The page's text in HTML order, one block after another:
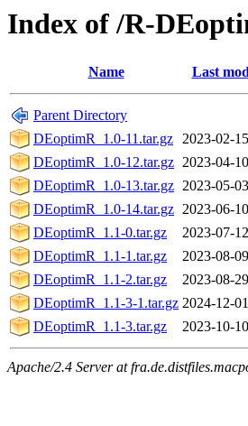
Index of /R-
Name Last
Parent Directory
DEoptimR_1.0-11.tar.gz 2023-02-
DEoptimR_1.0-12.tar.gz 2023-04-
DEoptimR_1.0-13.tar.gz 2023-05-
DEoptimR_1.0-14.tar.gz 2023-06-
DEoptimR_1.1-0.tar.gz
2023-07-
DEoptimR_1.1-1.tar.gz
2023-08-
DEoptimR_1.1-2.tar.gz
2023-08-
DEoptimR_1.1-3-1.tar.gz 2024-12-
DEoptimR_1.1-3.tar.gz
2023-10-
Apache/2.4 Server at